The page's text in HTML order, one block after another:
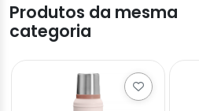
Produtos da mesma
categoria